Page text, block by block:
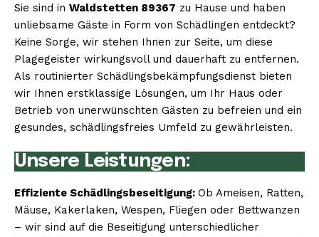
Sie sind in Waldstetten 89367 zu Hause und haben
unliebsame Gäste in Form von Schädlingen entdeckt?
Keine Sorge, wir stehen Ihnen zur Seite, um diese
Plagegeister wirkungsvoll und dauerhaft zu entfernen.
Als routinierter Schädlingsbekämpfungsdienst bieten
wir Ihnen erstklassige Lösungen, um Ihr Haus oder
Betrieb von unerwünschten Gästen zu befreien und ein
gesundes, schädlingsfreies Umfeld zu gewährleisten.
Unsere Leistungen:
Effiziente Schädlingsbeseitigung: Ob Ameisen, Ratten,
Mäuse, Kakerlaken, Wespen, Fliegen oder Bettwanzen
– wir sind auf die Beseitigung unterschiedlicher